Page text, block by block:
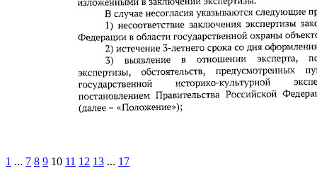
1 ... 7 8 9 10 11 12 13 ... 17